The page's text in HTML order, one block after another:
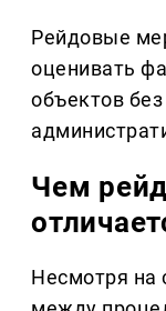
Рейдовые
оценивать
объектов
Чем
Несмотря на